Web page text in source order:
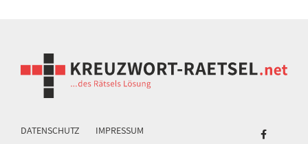
DATENSCHUTZ IMPRESSUM